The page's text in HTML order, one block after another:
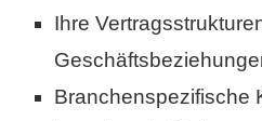
Ihre
Branchenspezifische